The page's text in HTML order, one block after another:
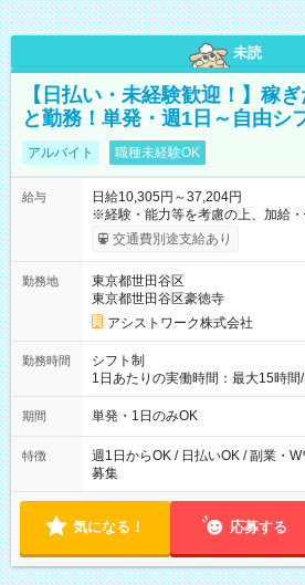
未読
【日払い・未経験歓迎！】稼
と勤務！単発・週1日～自由シ
アルバイト 職種未経験OK
給与
日給10,305円～37,204円
※経験・能力等を考慮の上、加給・優遇
間】試用期間なし
交通費別途支給あり
勤務地
東京都世田谷区
東京都世田谷区豪徳寺
アシストワーク株式会社
勤務時間
シフト制
1日あたりの実働時間：最大15時
勤務 勤務：月・水・金 休み：火・木・土・日 好
可能です！ ※1日あたりの最大実働時間は日勤、夜勤共に勤務し
期間 単発・1日のみOK
特徴
週1日からOK / 日払いOK / 副業・
募集
気になる！ 応募する